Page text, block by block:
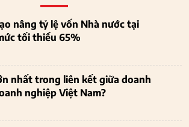
nâng tỷ lệ vốn Nhà nước tại
tối thiểu 65%
nhất trong liên kết giữa doanh
nghiệp Việt Nam?